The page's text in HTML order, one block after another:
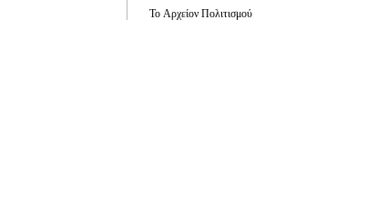
Το Αρχείον Πολιτισμού